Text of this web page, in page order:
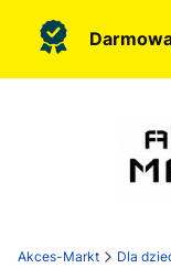
Akces-Markt Dla